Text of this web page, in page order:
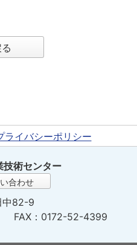
ライバシーポリシー
技術センター
合わせ
中82-9
FAX：0172-52-4399